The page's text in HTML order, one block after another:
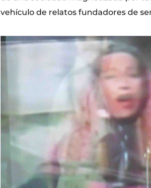
vehículo de relatos fundadores de